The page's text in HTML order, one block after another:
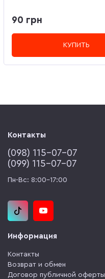
90 грн
КУПИТЬ
Контакты
(‎098) 115-07-07
(‎099) 115-07-07
Пн-Вс: 8:00-17:00
Информация
Контакты
Возврат и обмен
Договор публичной оферты